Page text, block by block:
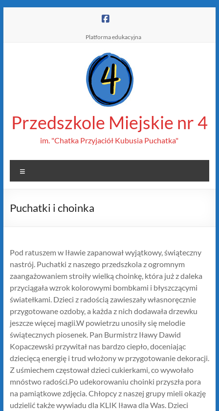
Platforma edukacyjna
Przedszkole Miejskie nr 4
im. "Chatka Przyjaciół Kubusia Puchatka"
Puchatki i choinka
Pod ratuszem w Iławie zapanował wyjątkowy, świąteczny
nastrój. Puchatki z naszego przedszkola z ogromnym
zaangażowaniem stroiły wielką choinkę, która już z daleka
przyciągała wzrok kolorowymi bombkami i błyszczącymi
światełkami. Dzieci z radością zawieszały własnoręcznie
przygotowane ozdoby, a każda z nich dodawała drzewku
jeszcze więcej magii.W powietrzu unosiły się melodie
świątecznych piosenek. Pan Burmistrz Iławy Dawid
Kopaczewski przywitał nas bardzo ciepło, doceniając
dziecięcą energię i trud włożony w przygotowanie dekoracji.
Z uśmiechem częstował dzieci cukierkami, co wywołało
mnóstwo radości.Po udekorowaniu choinki przyszła pora
na pamiątkowe zdjęcia. Chłopcy z naszej grupy mieli okazję
udzielić także wywiadu dla KLIK Iława dla Was. Dzieci